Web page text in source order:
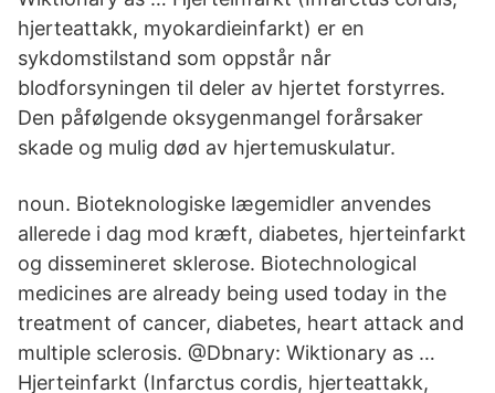
hjerteattakk, myokardieinfarkt) er en
sykdomstilstand som oppstår når
blodforsyningen til deler av hjertet forstyrres.
Den påfølgende oksygenmangel forårsaker
skade og mulig død av hjertemuskulatur.
noun. Bioteknologiske lægemidler anvendes
allerede i dag mod kræft, diabetes, hjerteinfarkt
og dissemineret sklerose. Biotechnological
medicines are already being used today in the
treatment of cancer, diabetes, heart attack and
multiple sclerosis. @Dbnary: Wiktionary as …
Hjerteinfarkt (Infarctus cordis, hjerteattakk,